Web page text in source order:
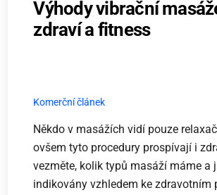
Výhody vibrační
zdraví a fitness
Komerční článek
Někdo v masážích vidí pouze
ovšem tyto procedury prospívají i
vezměte, kolik typů masáží máme a
indikovány vzhledem ke zdravotním